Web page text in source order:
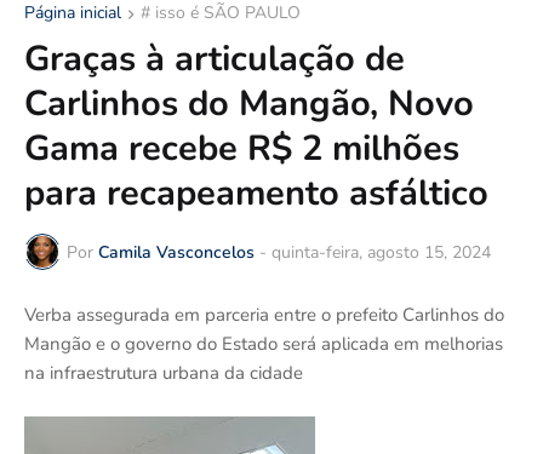
Página inicial # isso é SÃO PAULO
Graças à articulação de
Carlinhos do Mangão, Novo
Gama recebe R$ 2 milhões
para recapeamento asfáltico
Por Camila Vasconcelos - quinta-feira, agosto 15, 2024
Verba assegurada em parceria entre o prefeito Carlinhos do
Mangão e o governo do Estado será aplicada em melhorias
na infraestrutura urbana da cidade